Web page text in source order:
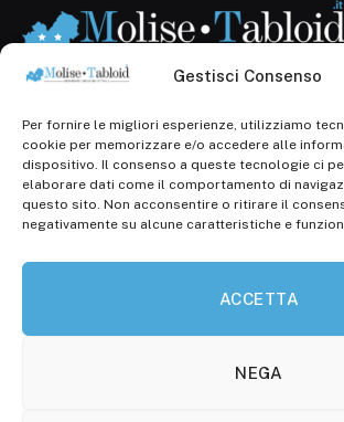
Gestisci Consenso
Per fornire le migliori esperienze, utilizziamo
cookie per memorizzare e/o accedere alle
dispositivo. Il consenso a queste tecnologie ci
elaborare dati come il comportamento di
questo sito. Non acconsentire o ritirare il
negativamente su alcune caratteristiche e
ACCETTA
NEGA
Registr. presso il Tribunale di
14.11.2013, Cron. 1254
Roc: iscrizione n° 25549 (Prot. 1138/com/
30.04.2015)
P.Iva: 01707150700